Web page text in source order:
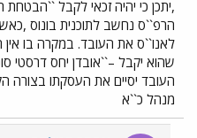
,יתכן כי יהיה זכאי לקבל
הרפ``ס נחשב לתוכנית בונוס
לאנו``ס את העובד. במקרה בו
שהוא יקבל –``אובדן יחס דרסטי
העובד יסיים את העסקתו בצורה
מנהל כ``א